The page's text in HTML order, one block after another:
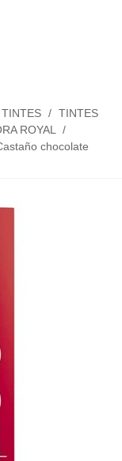
TINTES / TINTES
ROYAL
/
chocolate